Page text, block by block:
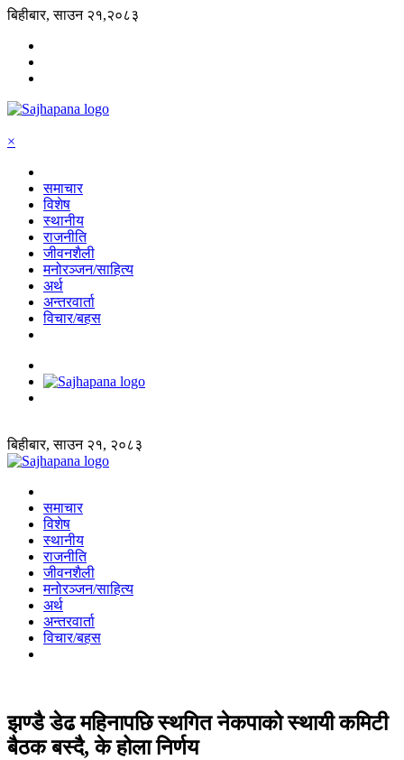
बिहीबार, साउन २१,२०८३
×
समाचार
विशेष
स्थानीय
राजनीति
जीवनशैली
मनोरञ्जन/साहित्य
अर्थ
अन्तरवार्ता
विचार/बहस
बिहीबार, साउन २१, २०८३
समाचार
विशेष
स्थानीय
राजनीति
जीवनशैली
मनोरञ्जन/साहित्य
अर्थ
अन्तरवार्ता
विचार/बहस
झण्डै डेढ महिनापछि स्थगित नेकपाको स्थायी कमिटी
बैठक बस्दै, के होला निर्णय